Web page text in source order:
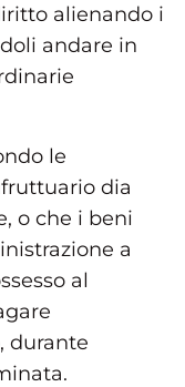
alienando i
andare in
le
dia
o che i beni
a
al
durante